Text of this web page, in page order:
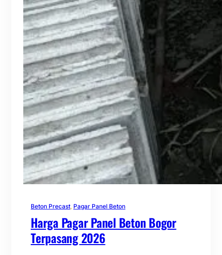
Beton Precast, Pagar Panel Beton
Harga Pagar Panel Beton Bogor
Terpasang 2026